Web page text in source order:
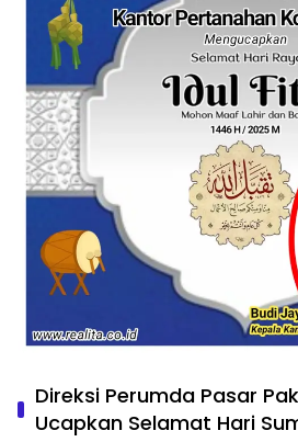
Direksi Perumda Pasar
Ucapkan Selamat Hari